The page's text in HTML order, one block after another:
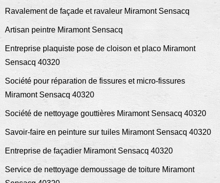
Ravalement de façade et ravaleur Miramont Sensacq
Artisan peintre Miramont Sensacq
Entreprise plaquiste pose de cloison et placo Miramont
Sensacq 40320
Société pour réparation de fissures et micro-fissures
Miramont Sensacq 40320
Société de nettoyage gouttières Miramont Sensacq 40320
Savoir-faire en peinture sur tuiles Miramont Sensacq 40320
Entreprise de façadier Miramont Sensacq 40320
Service de nettoyage demoussage de toiture Miramont